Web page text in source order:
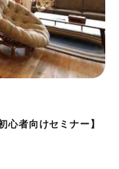
心者向けセミナー】